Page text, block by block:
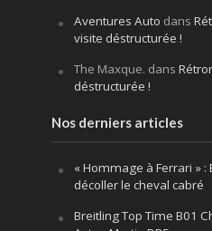
Aventures Auto dans
visite déstructurée !
The Maxque. dans
déstructurée !
Nos derniers articles
« Hommage à Ferrari »
décoller le cheval cabré
Breitling Top Time B01